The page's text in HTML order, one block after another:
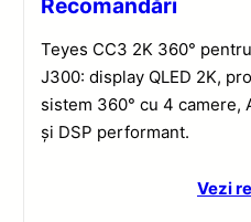
Recomandări
Teyes CC3 2K 360°
J300: display QLED 2K,
sistem 360° cu 4 camere,
și DSP performant.
Vezi